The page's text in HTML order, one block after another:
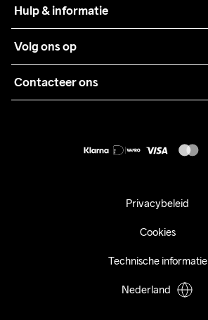
Teamwear
Samenwerkingen
Pers
Hulp & informatie
Algemene voorwaarden
Retour
Volg ons op
Contacteer ons
Privacybeleid
Cookies
Technische informatie
Nederland